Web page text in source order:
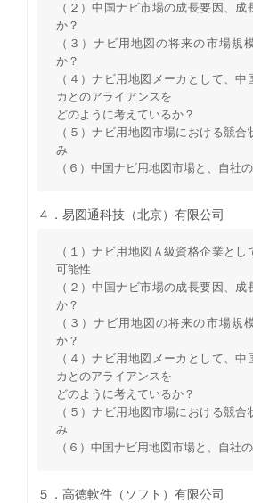
（２）中国ナビ市場の成長要因、
か？
（３）ナビ用地図の将来の市場規
か？
（４）ナビ用地図メーカとして、
カとのアライアンスを
どのように考えているか？
（５）ナビ用地図市場における競
み
（６）中国ナビ用地図市場と、自社
４．易図通科技（北京）有限公司
（１）ナビ用地図Ａ級資格企業とし
可能性
（２）中国ナビ市場の成長要因、
か？
（３）ナビ用地図の将来の市場規
か？
（４）ナビ用地図メーカとして、
カとのアライアンスを
どのように考えているか？
（５）ナビ用地図市場における競
み
（６）中国ナビ用地図市場と、自社
５．高徳軟件（ソフト）有限公司